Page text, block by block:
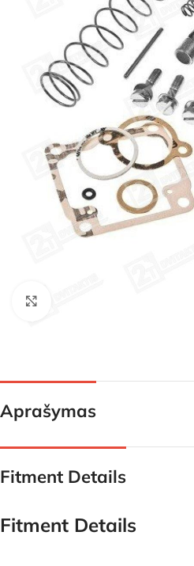
Aprašymas
Fitment Details
Fitment Details